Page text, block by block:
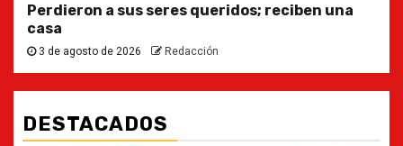
Perdieron a sus seres queridos; reciben una
casa
3 de agosto de 2026 Redacción
DESTACADOS